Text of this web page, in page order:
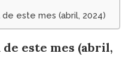
este mes (abril, 2024)
este mes (abril,